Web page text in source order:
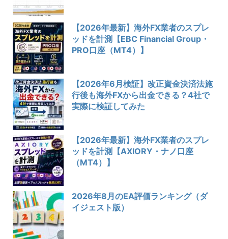
【2026年最新】海外FX業者のスプレ
ッドを計測【EBC Financial Group・
PRO口座（MT4）】
【2026年6月検証】改正資金決済法施
行後も海外FXから出金できる？4社で
実際に検証してみた
【2026年最新】海外FX業者のスプレ
ッドを計測【AXIORY・ナノ口座
（MT4）】
2026年8月のEA評価ランキング（ダ
イジェスト版）